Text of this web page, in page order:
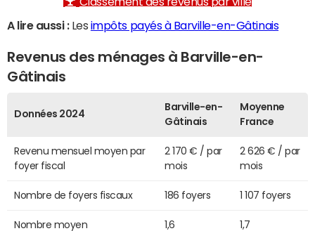
A lire aussi :Les impôts payés à Barville-en-Gâtinais
Revenus des ménages à Barville-en-
Gâtinais
Données 2024
Barville-en-
Gâtinais
Moyenne
France
Revenu mensuel moyen par
foyer fiscal
2 170 € / par
mois
2 626 € / par
mois
Nombre de foyers fiscaux 186 foyers 1 107 foyers
Nombre moyen
1,6
1,7